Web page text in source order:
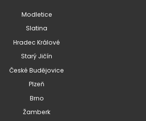
Modletice
Slatina
Hradec Králové
Starý Jičín
České Budějovice
Plzeň
Brno
Žamberk